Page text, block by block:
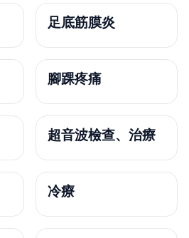
足底筋膜炎
腳踝疼痛
超音波檢查、治療
冷療